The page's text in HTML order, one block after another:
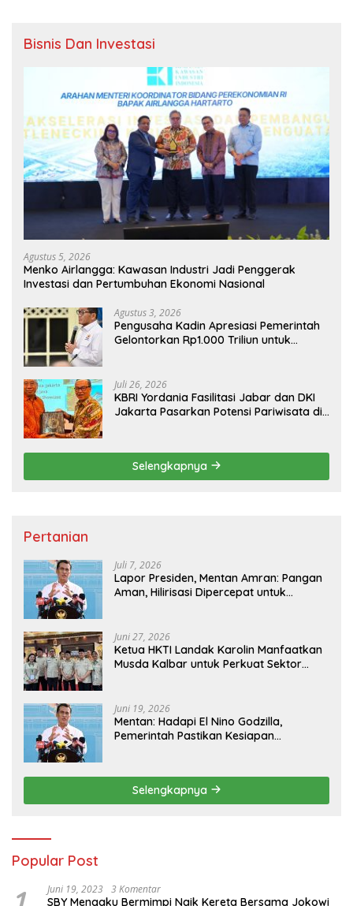
Bisnis Dan Investasi
Agustus 5, 2026
Menko Airlangga: Kawasan Industri Jadi Penggerak
Investasi dan Pertumbuhan Ekonomi Nasional
Agustus 3, 2026
Pengusaha Kadin Apresiasi Pemerintah
Gelontorkan Rp1.000 Triliun untuk
Juli 26, 2026
KBRI Yordania Fasilitasi Jabar dan DKI
Jakarta Pasarkan Potensi Pariwisata di
Selengkapnya
Pertanian
Juli 7, 2026
Lapor Presiden, Mentan Amran: Pangan
Aman, Hilirisasi Dipercepat untuk
Juni 27, 2026
Ketua HKTI Landak Karolin Manfaatkan
Musda Kalbar untuk Perkuat Sektor
Juni 19, 2026
Mentan: Hadapi El Nino Godzilla,
Pemerintah Pastikan Kesiapan
Selengkapnya
Popular Post
Juni 19, 2023 3 Komentar
SBY Mengaku Bermimpi Naik Kereta Bersama Jokowi